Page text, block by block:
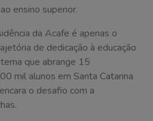
ensino superior.
da Acafe é apenas o
de dedicação à educação
que abrange 15
mil alunos em Santa Catarina
o desafio com a